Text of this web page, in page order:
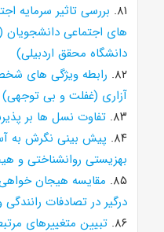
۸۱. بررسی تاثیر سرمایه
های اجتماعی دانشجویان
دانشگاه محقق اردبیلی)
۸۲. رابطه ویژگی های
آزاری (غفلت و بی توجهی)
۸۳. تفاوت نسل ها بر
۸۴. پیش بینی نگرش به
بهزیستی روانشناختی و
۸۵. مقایسه هیجان
درگیر در تصادفات
۸۶. تبیین متغییرهای